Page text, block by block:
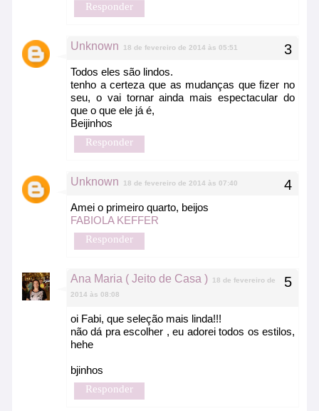
Responder
Unknown 18 de fevereiro de 2014 às 05:51
Todos eles são lindos.
tenho a certeza que as mudanças que fizer no
seu, o vai tornar ainda mais espectacular do
que o que ele já é,
Beijinhos
Responder
Unknown 18 de fevereiro de 2014 às 07:40
Amei o primeiro quarto, beijos
FABIOLA KEFFER
Responder
Ana Maria ( Jeito de Casa )
18 de fevereiro de
2014 às 08:08
oi Fabi, que seleção mais linda!!!
não dá pra escolher , eu adorei todos os estilos,
hehe
bjinhos
Responder